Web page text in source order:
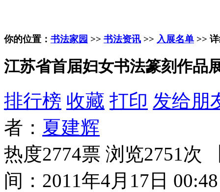
你的位置： 书法家园 >> 书法资讯 >> 入展名单 >>
江苏省首届妇女书法篆刻作品
排行榜 收藏 打印 发给朋
者： 夏建辉
热度2774票 浏览2751次
间：2011年4月17日 00:48